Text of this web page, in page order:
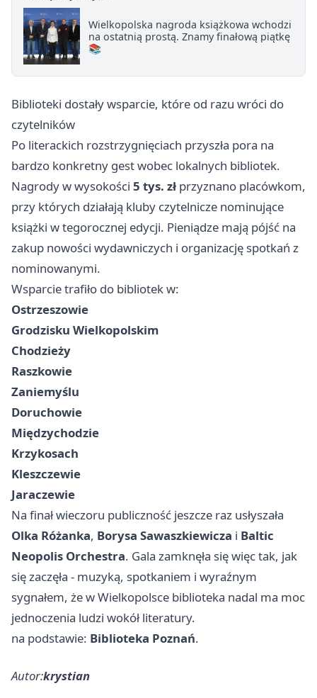
Wielkopolska nagroda książkowa wchodzi
na ostatnią prostą. Znamy finałową piątkę
📚
Biblioteki dostały wsparcie, które od razu wróci do
czytelników
Po literackich rozstrzygnięciach przyszła pora na
bardzo konkretny gest wobec lokalnych bibliotek.
Nagrody w wysokości 5 tys. zł przyznano placówkom,
przy których działają kluby czytelnicze nominujące
książki w tegorocznej edycji. Pieniądze mają pójść na
zakup nowości wydawniczych i organizację spotkań z
nominowanymi.
Wsparcie trafiło do bibliotek w:
Ostrzeszowie
Grodzisku Wielkopolskim
Chodzieży
Raszkowie
Zaniemyślu
Doruchowie
Międzychodzie
Krzykosach
Kleszczewie
Jaraczewie
Na finał wieczoru publiczność jeszcze raz usłyszała
Olka Różanka, Borysa Sawaszkiewicza i Baltic
Neopolis Orchestra. Gala zamknęła się więc tak, jak
się zaczęła - muzyką, spotkaniem i wyraźnym
sygnałem, że w Wielkopolsce biblioteka nadal ma moc
jednoczenia ludzi wokół literatury.
na podstawie: Biblioteka Poznań.
Autor:krystian